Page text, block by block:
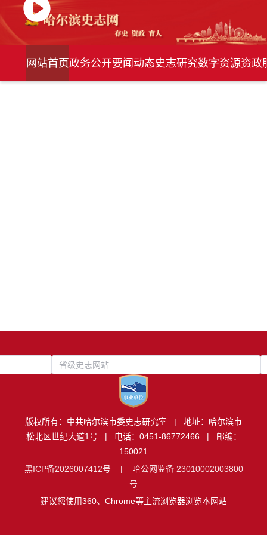
网站首页政务公开要闻动态史志研究数字资源资政
省级史志网站
版权所有：中共哈尔滨市委史志研究室 | 地址：哈尔滨市
松北区世纪大道1号 | 电话：0451-86772466 | 邮编：
150021
黑ICP备2026007412号 | 哈公网监备 23010002003800
号
建议您使用360、Chrome等主流浏览器浏览本网站